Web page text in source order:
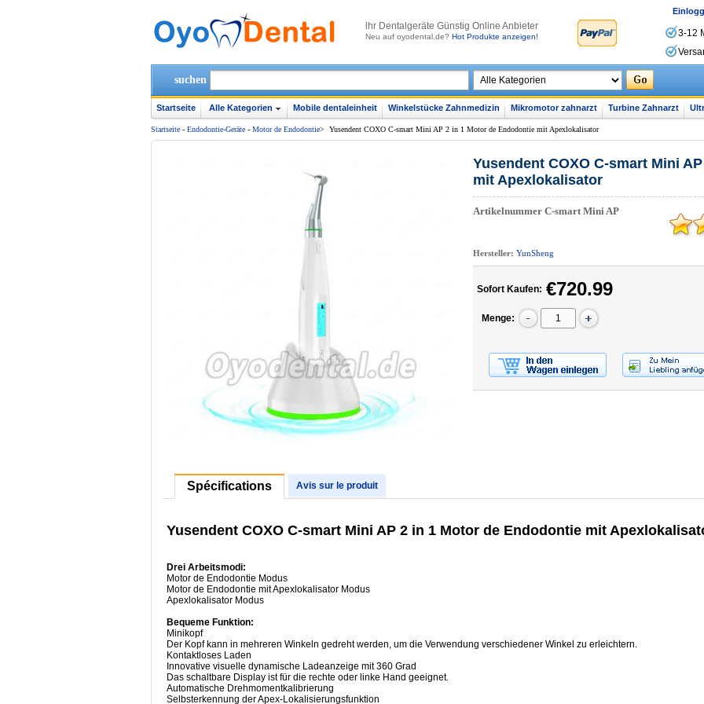
lhr Dentalgeräte Günstig Online Anbieter
Neu auf oyodental.de? Hot Produkte anzeigen!
3-12
suchen
Startseite Alle Kategorien Mobile dentaleinheit Winkelstücke Zahnmedizin Mikromotor zahnarzt Turbine Zahnarzt
Startseite - Endodontie-Geräte - Motor de Endodontie> Yusendent COXO C-smart Mini AP 2 in 1 Motor de Endodontie mit Apexlokalisator
Yusendent COXO C-smart Mini
mit Apexlokalisator
Artikelnummer C-smart Mini AP
Hersteller: YunSheng
Sofort Kaufen: €720.99
Menge:
Spécifications Avis sur le produit
Yusendent COXO C-smart Mini AP 2 in 1 Motor de Endodontie mit
Drei Arbeitsmodi:
Motor de Endodontie Modus
Motor de Endodontie mit Apexlokalisator Modus
Apexlokalisator Modus
Bequeme Funktion:
Minikopf
Der Kopf kann in mehreren Winkeln gedreht werden, um die Verwendung verschiedener Winkel zu erleichtern.
Kontaktloses Laden
Innovative visuelle dynamische Ladeanzeige mit 360 Grad
Das schaltbare Display ist für die rechte oder linke Hand geeignet.
Automatische Drehmomentkalibrierung
Selbsterkennung der Apex-Lokalisierungsfunktion